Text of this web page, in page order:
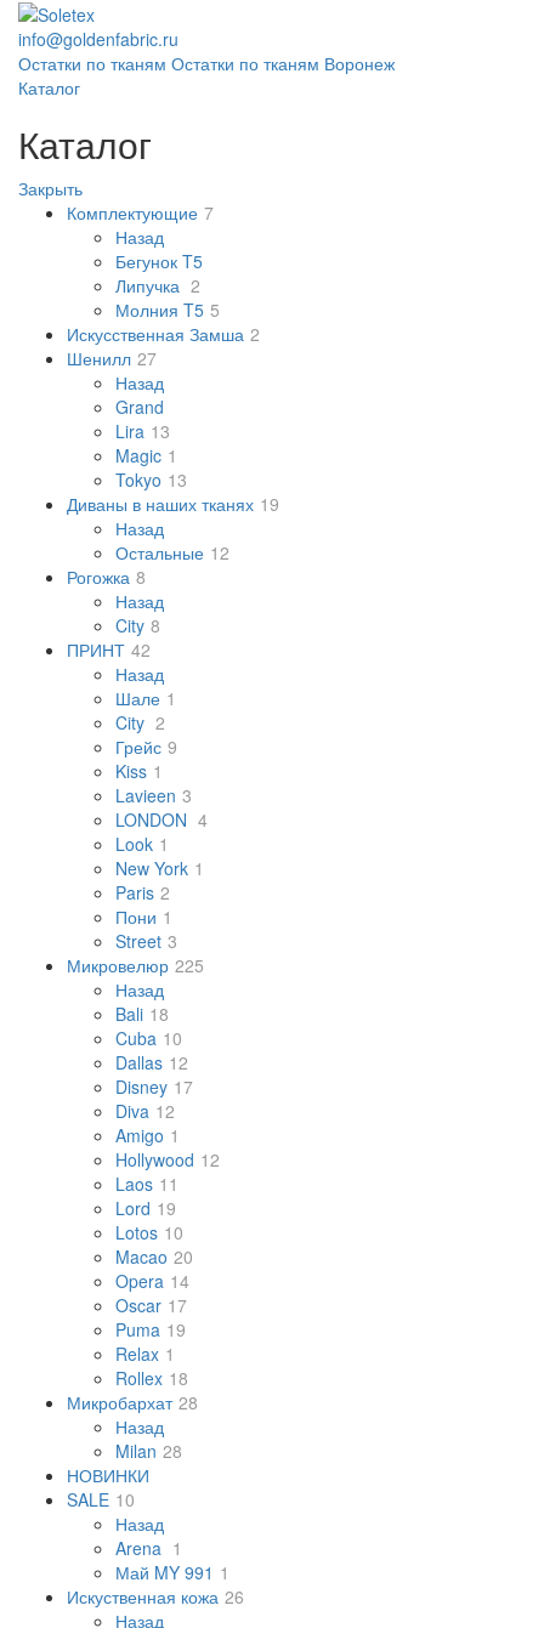
info@goldenfabric.ru
Остатки по тканям Остатки по тканям Воронеж
Каталог
Каталог
Закрыть
Комплектующие 7
Назад
Бегунок T5
Липучка 2
Молния T5 5
Искусственная Замша 2
Шенилл 27
Назад
Grand
Lira 13
Magic 1
Tokyo 13
Диваны в наших тканях 19
Назад
Остальные 12
Рогожка 8
Назад
City 8
ПРИНТ 42
Назад
Шале 1
City 2
Грейс 9
Kiss 1
Lavieen 3
LONDON 4
Look 1
New York 1
Paris 2
Пони 1
Street 3
Микровелюр 225
Назад
Bali 18
Cuba 10
Dallas 12
Disney 17
Diva 12
Amigo 1
Hollywood 12
Laos 11
Lord 19
Lotos 10
Macao 20
Opera 14
Oscar 17
Puma 19
Relax 1
Rollex 18
Микробархат 28
Назад
Milan 28
НОВИНКИ
SALE 10
Назад
Arena 1
Май MY 991 1
Искуственная кожа 26
Назад